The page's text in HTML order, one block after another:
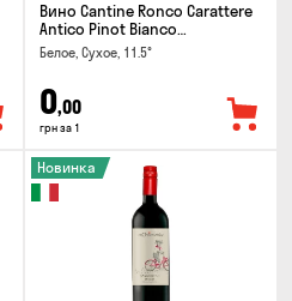
Вино Cantine Ronco Carattere
Antico Pinot Bianco
Chardonnay Rubicone IGT 0.25л
Белое, Сухое, 11.5°
0,00
грн за 1
Новинка